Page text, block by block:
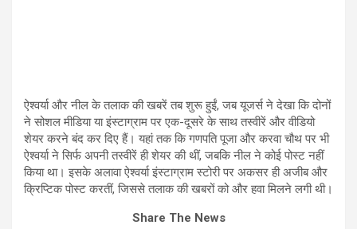
ऐश्वर्या और नील के तलाक की खबरें तब शुरू हुईं, जब यूजर्स ने देखा कि दोनों
ने सोशल मीडिया या इंस्टाग्राम पर एक-दूसरे के साथ तस्वीरें और वीडियो
शेयर करने बंद कर दिए हैं। यहां तक कि गणपति पूजा और करवा चौथ पर भी
ऐश्वर्या ने सिर्फ अपनी तस्वीरें ही शेयर की थीं, जबकि नील ने कोई पोस्ट नहीं
किया था। इसके अलावा ऐश्वर्या इंस्टाग्राम स्टोरी पर अकसर ही अजीब और
क्रिप्टिक पोस्ट करतीं, जिससे तलाक की खबरों को और हवा मिलने लगी थी।
Share The News